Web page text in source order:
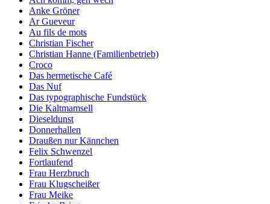
Anke Gröner
Ar Gueveur
Au fils de mots
Christian Fischer
Christian Hanne (Familienbetrieb)
Croco
Das hermetische Café
Das Nuf
Das typographische Fundstück
Die Kaltmamsell
Dieseldunst
Donnerhallen
Draußen nur Kännchen
Felix Schwenzel
Fortlaufend
Frau Herzbruch
Frau Klugscheißer
Frau Meike